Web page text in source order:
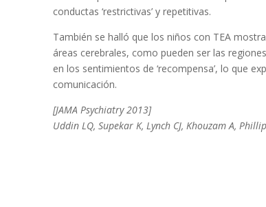
conductas ‘restrictivas’ y repetitivas.
También se halló que los niños con TEA
áreas cerebrales, como pueden ser las
en los sentimientos de ‘recompensa’, lo que
comunicación.
[JAMA Psychiatry 2013]
Uddin LQ, Supekar K, Lynch CJ, Khouzam A,